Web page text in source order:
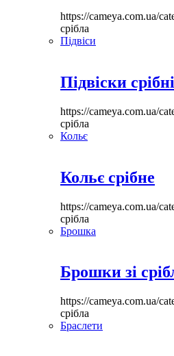
https://cameya.com.ua/
срібла
Підвіси
Підвіски срібні
https://cameya.com.ua/
срібла
Кольє
Кольє срібне
https://cameya.com.ua/
срібла
Брошка
Брошки зі
https://cameya.com.ua/
срібла
Браслети